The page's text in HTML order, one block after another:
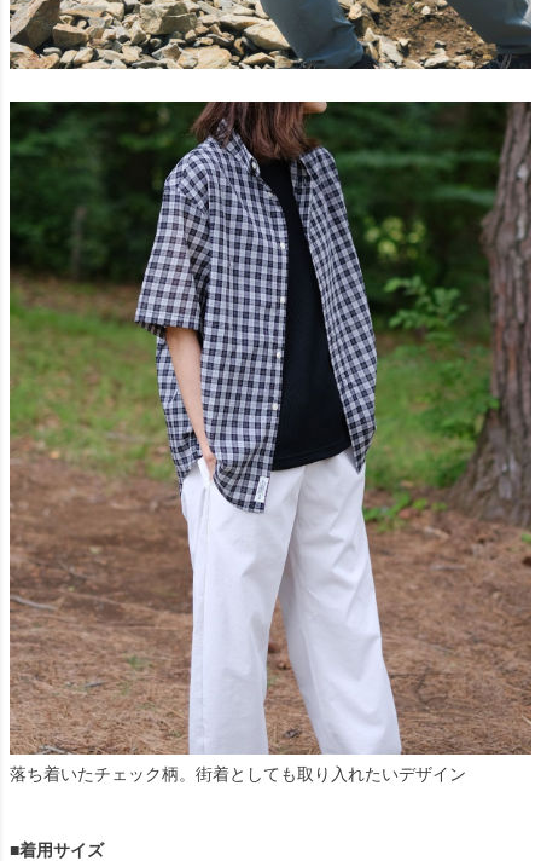
落ち着いたチェック柄。街着としても取り入れたいデザイン
■着用サイズ